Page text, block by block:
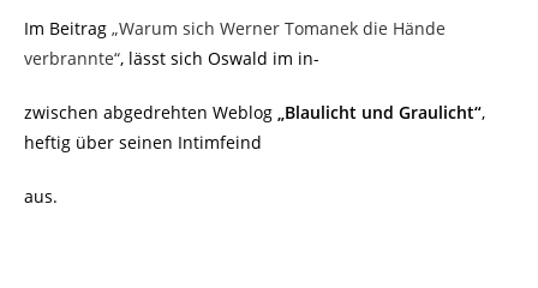
Im Beitrag „Warum sich Werner Tomanek die Hände
verbrannte“, lässt sich Oswald im in-
zwischen abgedrehten Weblog „Blaulicht und Graulicht“,
heftig über seinen Intimfeind
aus.